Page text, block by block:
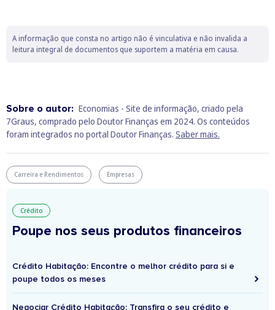
A informação que consta no artigo não é vinculativa e não invalida a
leitura integral de documentos que suportem a matéria em causa.
Sobre o autor: Economias - Site de informação, criado pela
7Graus, comprado pelo Doutor Finanças em 2024. Os conteúdos
foram integrados no portal Doutor Finanças. Saber mais.
Carreira e Rendimentos Empresas
Crédito
Poupe nos seus produtos financeiros
Crédito Habitação: Encontre o melhor crédito para si e
poupe todos os meses
Negociar Crédito Habitação: Transfira o seu crédito e